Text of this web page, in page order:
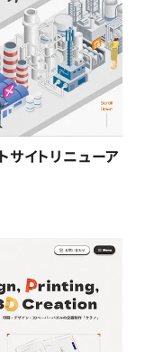
イトリニューア